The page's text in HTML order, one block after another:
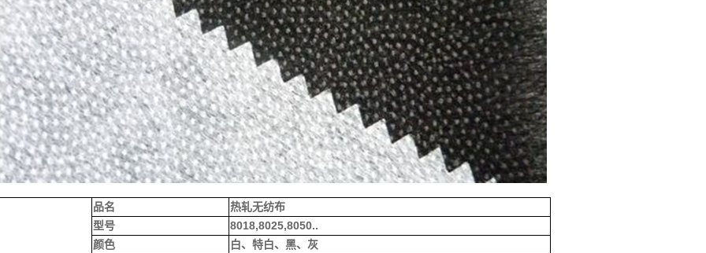
品名
热轧无纺布
型号
8018,8025,8050..
颜色
白、特白、黑、灰